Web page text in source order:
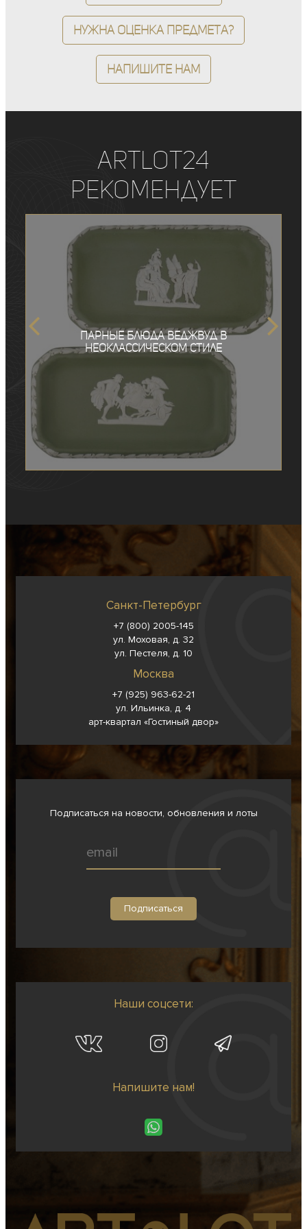
Нужна оценка предмета?
Напишите нам
ArtLot24
рекомендует
Парные блюда Веджвуд в
неоклассическом стиле
Санкт-Петербург
+7 (800) 2005-145
ул. Моховая, д. 32
ул. Пестеля, д. 10
Москва
+7 (925) 963-62-21
ул. Ильинка, д. 4
арт-квартал «Гостиный двор»
Подписаться на новости, обновления и лоты
Наши соцсети:
Напишите нам!